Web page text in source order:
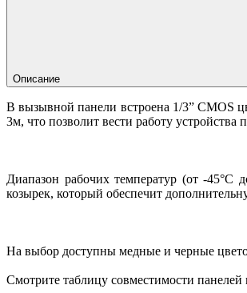
Описание
В вызывной панели встроена 1/3” CMOS
3м, что позволит вести работу
Диапазон рабочих температур (от -45°С
козырек, который обеспечит
На выбор доступны медные и черные
Смотрите таблицу совместимости